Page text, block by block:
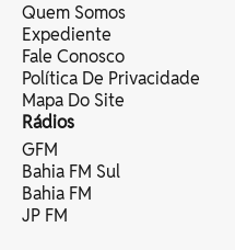
Quem Somos
Expediente
Fale Conosco
Política De Privacidade
Mapa Do Site
Rádios
GFM
Bahia FM Sul
Bahia FM
JP FM